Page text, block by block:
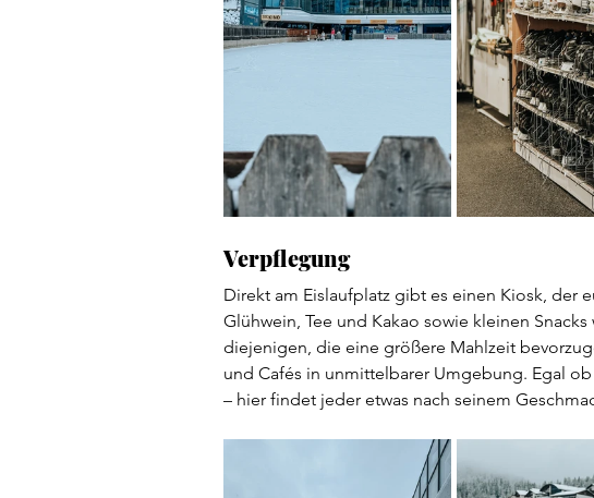
Verpflegung
Direkt am Eislaufplatz gibt es einen Kiosk, der
Glühwein, Tee und Kakao sowie kleinen
diejenigen, die eine größere Mahlzeit
und Cafés in unmittelbarer Umgebung. Egal
– hier findet jeder etwas nach seinem